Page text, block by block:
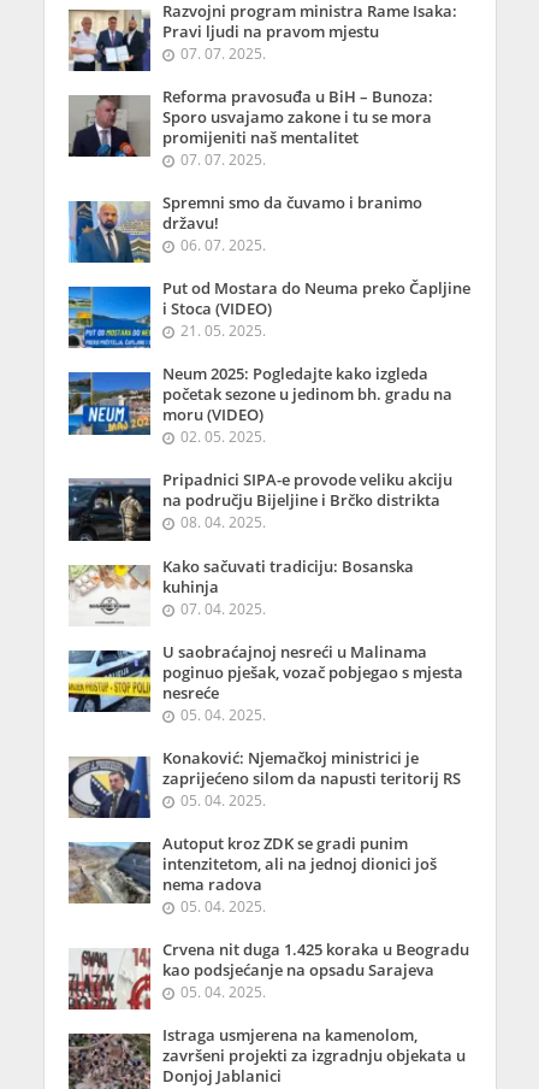
Razvojni program ministra Rame Isaka:
Pravi ljudi na pravom mjestu
07. 07. 2025.
Reforma pravosuđa u BiH – Bunoza:
Sporo usvajamo zakone i tu se mora
promijeniti naš mentalitet
07. 07. 2025.
Spremni smo da čuvamo i branimo
državu!
06. 07. 2025.
Put od Mostara do Neuma preko Čapljine
i Stoca (VIDEO)
21. 05. 2025.
Neum 2025: Pogledajte kako izgleda
početak sezone u jedinom bh. gradu na
moru (VIDEO)
02. 05. 2025.
Pripadnici SIPA-e provode veliku akciju
na području Bijeljine i Brčko distrikta
08. 04. 2025.
Kako sačuvati tradiciju: Bosanska
kuhinja
07. 04. 2025.
U saobraćajnoj nesreći u Malinama
poginuo pješak, vozač pobjegao s mjesta
nesreće
05. 04. 2025.
Konaković: Njemačkoj ministrici je
zaprijećeno silom da napusti teritorij RS
05. 04. 2025.
Autoput kroz ZDK se gradi punim
intenzitetom, ali na jednoj dionici još
nema radova
05. 04. 2025.
Crvena nit duga 1.425 koraka u Beogradu
kao podsjećanje na opsadu Sarajeva
05. 04. 2025.
Istraga usmjerena na kamenolom,
završeni projekti za izgradnju objekata u
Donjoj Jablanici